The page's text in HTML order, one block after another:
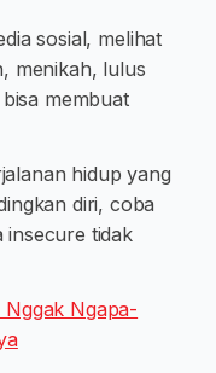
sosial, melihat
menikah, lulus
membuat
hidup yang
diri, coba
insecure tidak
Nggak Ngapa-